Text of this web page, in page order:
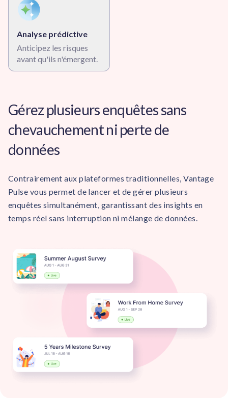
Analyse prédictive
Anticipez les risques
avant qu'ils n'émergent.
Gérez plusieurs enquêtes sans
chevauchement ni perte de
données
Contrairement aux plateformes traditionnelles, Vantage
Pulse vous permet de lancer et de gérer plusieurs
enquêtes simultanément, garantissant des insights en
temps réel sans interruption ni mélange de données.